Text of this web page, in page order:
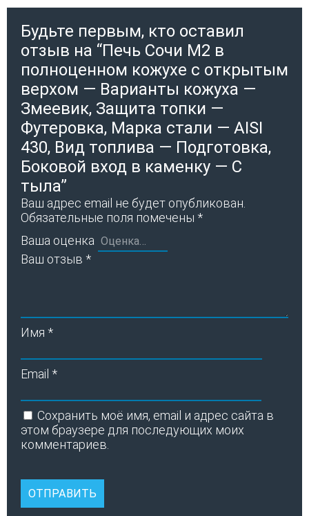
Будьте первым, кто оставил
отзыв на “Печь Сочи М2 в
полноценном кожухе с открытым
верхом — Варианты кожуха —
Змеевик, Защита топки —
Футеровка, Марка стали — AISI
430, Вид топлива — Подготовка,
Боковой вход в каменку — С
тыла”
Ваш адрес email не будет опубликован.
Обязательные поля помечены *
Ваша оценка
Ваш отзыв *
Имя *
Email *
Сохранить моё имя, email и адрес сайта в
этом браузере для последующих моих
комментариев.